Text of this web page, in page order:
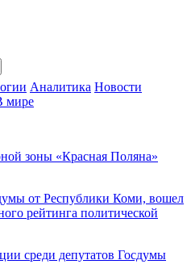
Аналитика Новости
мире
зоны «Красная Поляна»
от Республики Коми, вошел
рейтинга политической
среди депутатов Госдумы